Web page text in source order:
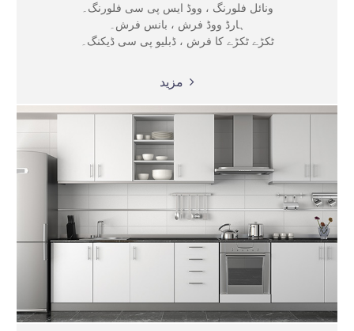
ونائل فلورنگ ، ووڈ ایس پی سی فلورنگ۔
ہارڈ ووڈ فرش ، بانس فرش۔
ٹکڑے ٹکڑے کا فرش ، ڈبلیو پی سی ڈیکنگ۔
مزید